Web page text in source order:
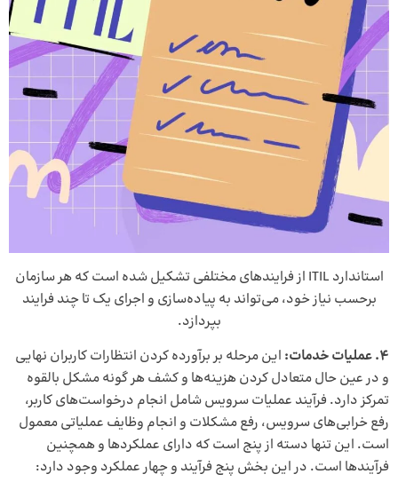
استاندارد ITIL از فرایندهای مختلفی تشکیل شده است که هر سازمان
برحسب نیاز خود، می‌تواند به پیاده‌سازی و اجرای یک تا چند فرایند
بپردازد.
4. عملیات خدمات: این مرحله بر برآورده کردن انتظارات کاربران نهایی
و در عین حال متعادل کردن هزینه‌ها و کشف هر گونه مشکل بالقوه
تمرکز دارد. فرآیند عملیات سرویس شامل انجام درخواست‌های کاربر،
رفع خرابی‌های سرویس، رفع مشکلات و انجام وظایف عملیاتی معمول
است. این تنها دسته از پنج است که دارای عملکردها و همچنین
فرآیندها است. در این بخش پنج فرآیند و چهار عملکرد وجود دارد: